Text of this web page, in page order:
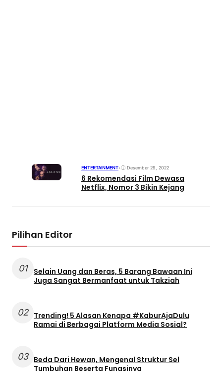
ENTERTAINMENT• Desember 29, 2022
6 Rekomendasi Film Dewasa
Netflix, Nomor 3 Bikin Kejang
Pilihan Editor
01
Selain Uang dan Beras, 5 Barang Bawaan Ini
Juga Sangat Bermanfaat untuk Takziah
02 Trending! 5 Alasan Kenapa #KaburAjaDulu
Ramai di Berbagai Platform Media Sosial?
03 Beda Dari Hewan, Mengenal Struktur Sel
Tumbuhan Beserta Fungsinya